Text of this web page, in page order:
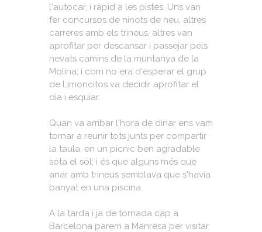
l'autocar, i ràpid a les pistes. Uns van
fer concursos de ninots de neu, altres
carreres amb els trineus, altres van
aprofitar per descansar i passejar pels
nevats camins de la muntanya de la
Molina; i com no era d'esperar el grup
de Limoncitos va decidir aprofitar el
dia i esquiar.
Quan va arribar l'hora de dinar ens vam
tornar a reunir tots junts per compartir
la taula, en un picnic ben agradable
sota el sol; i és que alguns més que
anar amb trineus semblava que s'havia
banyat en una piscina.
A la tarda i ja de tornada cap a
Barcelona parem a Manresa per visitar